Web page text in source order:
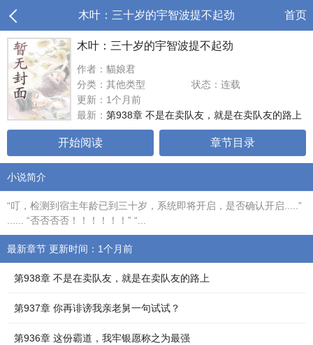
木叶：三十岁的宇智波提不起劲 首页
木叶：三十岁的宇智波提不起劲
作者：貓娘君
分类：其他类型
状态：连载
更新：1个月前
最新： 第938章 不是在卖队友，就是在卖队友的路上
开始阅读 章节目录
小说简介
“叮，检测到宿主年龄已到三十岁，系统即将开启，是否确认开启.....”
...... “否否否否！！！！！！” “...
最新章节 更新时间：1个月前
第938章 不是在卖队友，就是在卖队友的路上
第937章 你再诽谤我亲老舅一句试试？
第936章 这份霸道，我牢银愿称之为最强